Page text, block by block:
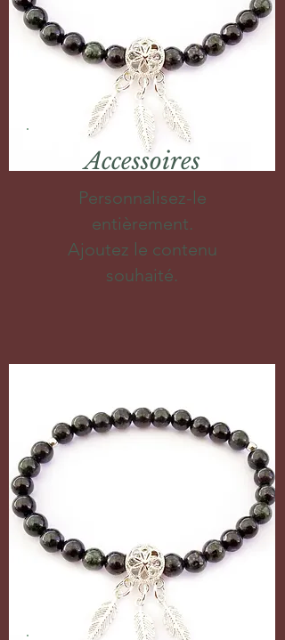
Accessoires
Personnalisez-le
entièrement.
Ajoutez le contenu
souhaité.